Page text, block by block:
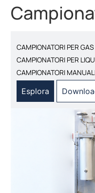
CAMPIONATORI PER GAS
CAMPIONATORI PER
CAMPIONATORI
Esplora